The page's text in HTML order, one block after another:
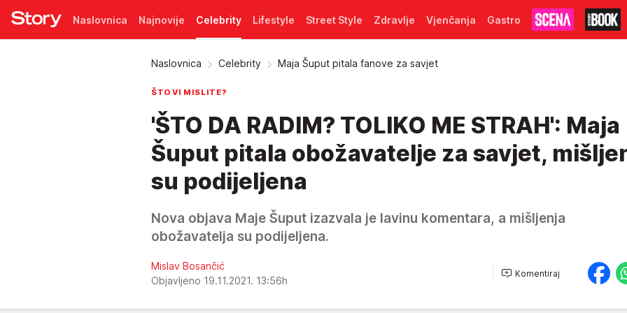
Naslovnica Najnovije Celebrity Lifestyle Street Style Zdravlje Vjenčanja Gastro
Naslovnica Celebrity Maja Šuput pitala fanove za savjet
ŠTO VI MISLITE?
'ŠTO DA RADIM? TOLIKO ME STRAH': Maja
Šuput pitala obožavatelje za savjet,
su podijeljena
Nova objava Maje Šuput izazvala je lavinu komentara, a mišljenja
obožavatelja su podijeljena.
Mislav Bosančić
Objavljeno 19.11.2021. 13:56h
Komentiraj